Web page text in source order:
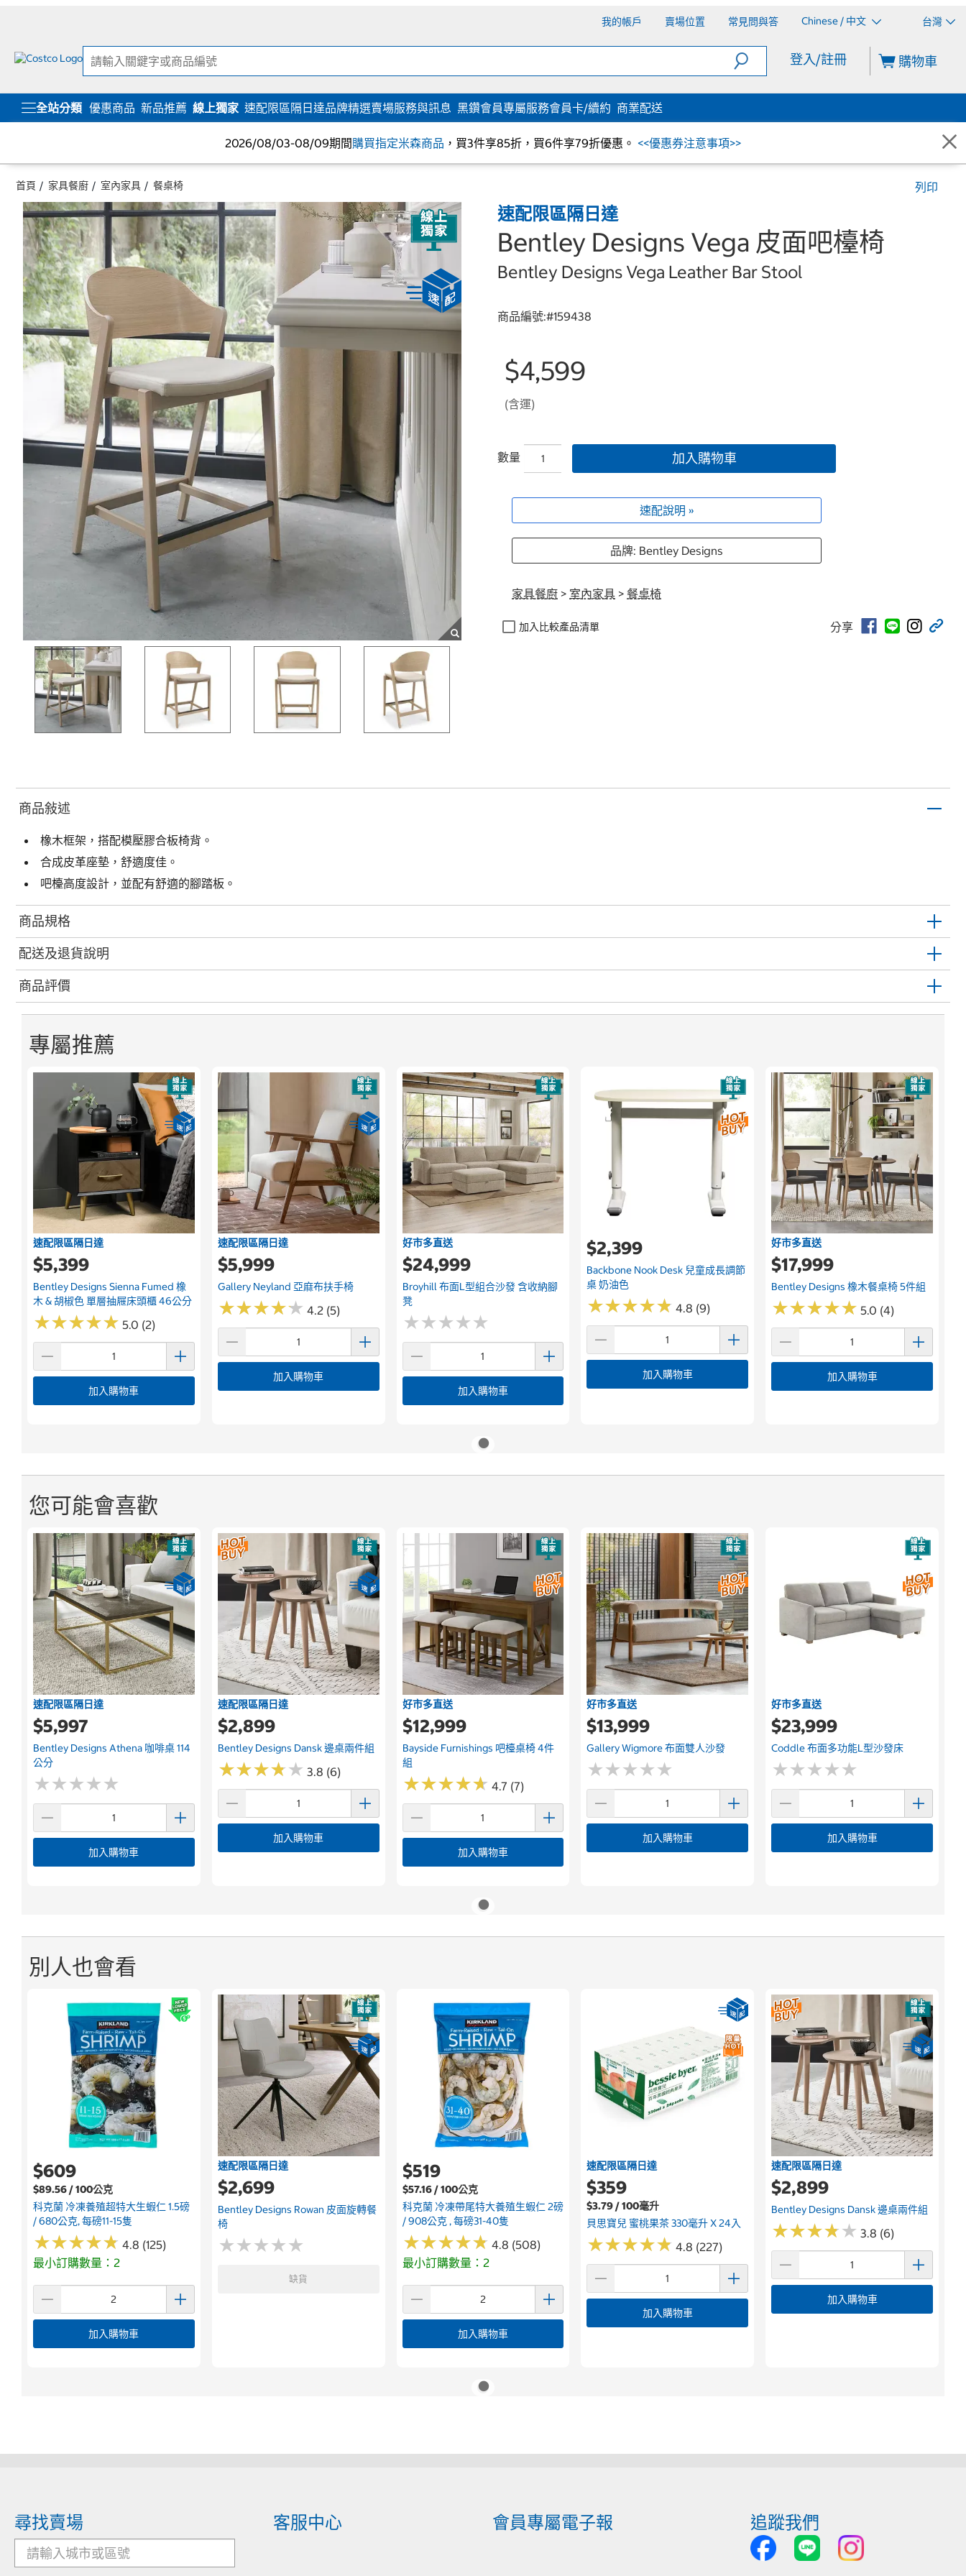
我的帳戶 賣場位置 常見問與答 Chinese / 中文 台灣
登入/註冊 購物車
全站分類 優惠商品 新品推薦 線上獨家 速配限區隔日達品牌精選賣場服務與訊息 黑鑽會員專屬服務會員卡/續約 商業配送
2026/08/03-08/09期間購買指定米森商品 ，買3件享85折，買6件享79折優惠。 <<優惠券注意事項>>
首頁 家具餐廚 室內家具 餐桌椅 列印
速配限區隔日達
Bentley Designs Vega 皮面吧檯椅
Bentley Designs Vega Leather Bar Stool
商品編號:#159438
$4,599
(含運)
數量 加入購物車
速配說明 »
品牌: Bentley Designs
家具餐廚 > 室內家具 > 餐桌椅
加入比較產品清單 分享
商品敍述
橡木框架，搭配模壓膠合板椅背。
合成皮革座墊，舒適度佳。
吧檯高度設計，並配有舒適的腳踏板。
商品規格
配送及退貨說明
商品評價
專屬推薦
速配限區隔日達
$5,399
Bentley Designs Sienna Fumed 橡
木 & 胡椒色 單層抽屜床頭櫃 46公分
★★★★★
★★★★★ 5.0 (2)
加入購物車
速配限區隔日達
$5,999
Gallery Neyland 亞麻布扶手椅
★★★★★
★★★★★ 4.2 (5)
加入購物車
好市多直送
$24,999
Broyhill 布面L型組合沙發 含收納腳
凳
★★★★★
★★★★★
加入購物車
$2,399
Backbone Nook Desk 兒童成長調節
桌 奶油色
★★★★★
★★★★★ 4.8 (9)
加入購物車
好市多直送
$17,999
Bentley Designs 橡木餐桌椅 5件組
★★★★★
★★★★★ 5.0 (4)
加入購物車
您可能會喜歡
速配限區隔日達
$5,997
Bentley Designs Athena 咖啡桌 114
公分
★★★★★
★★★★★
加入購物車
速配限區隔日達
$2,899
Bentley Designs Dansk 邊桌兩件組
★★★★★
★★★★★ 3.8 (6)
加入購物車
好市多直送
$12,999
Bayside Furnishings 吧檯桌椅 4件
組
★★★★★
★★★★★ 4.7 (7)
加入購物車
好市多直送
$13,999
Gallery Wigmore 布面雙人沙發
★★★★★
★★★★★
加入購物車
好市多直送
$23,999
Coddle 布面多功能L型沙發床
★★★★★
★★★★★
加入購物車
別人也會看
$609
$89.56 / 100公克
科克蘭 冷凍養殖超特大生蝦仁 1.5磅
/ 680公克, 每磅11-15隻
★★★★★
★★★★★ 4.8 (125)
最小訂購數量：2
加入購物車
速配限區隔日達
$2,699
Bentley Designs Rowan 皮面旋轉餐
椅
★★★★★
★★★★★
缺貨
$519
$57.16 / 100公克
科克蘭 冷凍帶尾特大養殖生蝦仁 2磅
/ 908公克 , 每磅31-40隻
★★★★★
★★★★★ 4.8 (508)
最小訂購數量：2
加入購物車
速配限區隔日達
$359
$3.79 / 100毫升
貝思寶兒 蜜桃果茶 330毫升 X 24入
★★★★★
★★★★★ 4.8 (227)
加入購物車
速配限區隔日達
$2,899
Bentley Designs Dansk 邊桌兩件組
★★★★★
★★★★★ 3.8 (6)
加入購物車
尋找賣場 客服中心 會員專屬電子報 追蹤我們